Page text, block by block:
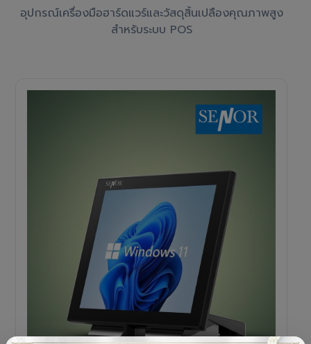
อุปกรณ์เครื่องมือฮาร์ดแวร์และวัสดุสิ้นเปลืองคุณภาพสูง
สำหรับระบบ POS